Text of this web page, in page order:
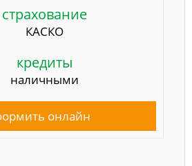
страхование
КАСКО
кредиты
наличными
онлайн